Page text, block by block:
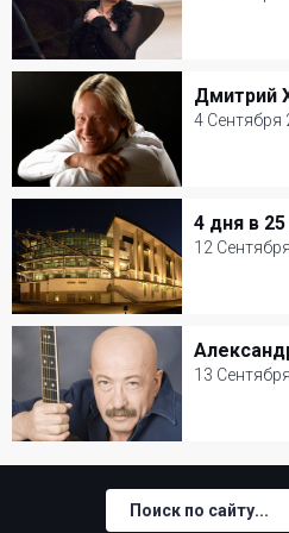
1 Сентября 2026
Театр Вахтангова
Классическая музыка
Дмитрий
4 Сентября
Дмитрий
4 Сентября 2026
Джаз-клуб Игоря Бутмана
Популярная музыка
4 дня в
12
4 дня в
12 Сентября 2026
Мастерская Петра Фоменко
Творческий вечер13
Александр
13 Сентября 2026
Шансон